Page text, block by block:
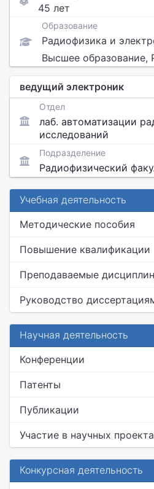
45 лет
Образование
Радиофизика и
Высшее образование,
ведущий электроник
Отдел
лаб. автоматизации
исследований
Подразделение
Радиофизический
Учебная деятельность
Методические пособия
Повышение квалификации
Преподаваемые
Руководство
Научная деятельность
Конференции
Патенты
Публикации
Участие в научных
Конкурсная деятельность